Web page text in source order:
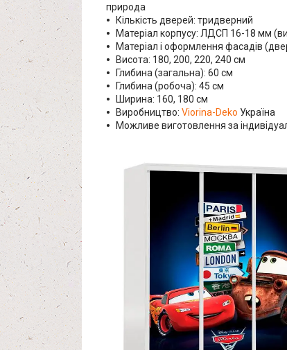
природа
Кількість дверей: тридверний
Матеріал корпусу: ЛДСП 16-18 мм
Матеріал і оформлення фасадів
Висота: 180, 200, 220, 240 см
Глибина (загальна): 60 см
Глибина (робоча): 45 см
Ширина: 160, 180 см
Виробництво: Viorina-Deko Україна
Можливе виготовлення за